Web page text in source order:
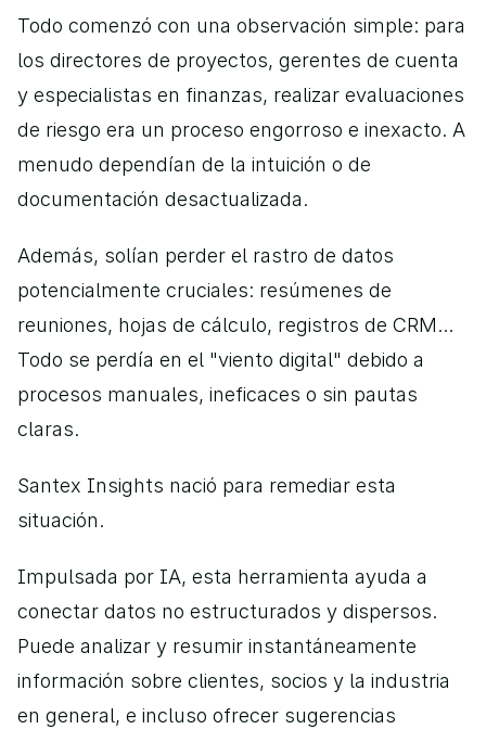
Todo comenzó con una observación simple: para
los directores de proyectos, gerentes de cuenta
y especialistas en finanzas, realizar evaluaciones
de riesgo era un proceso engorroso e inexacto. A
menudo dependían de la intuición o de
documentación desactualizada.
Además, solían perder el rastro de datos
potencialmente cruciales: resúmenes de
reuniones, hojas de cálculo, registros de CRM...
Todo se perdía en el "viento digital" debido a
procesos manuales, ineficaces o sin pautas
claras.
Santex Insights nació para remediar esta
situación.
Impulsada por IA, esta herramienta ayuda a
conectar datos no estructurados y dispersos.
Puede analizar y resumir instantáneamente
información sobre clientes, socios y la industria
en general, e incluso ofrecer sugerencias